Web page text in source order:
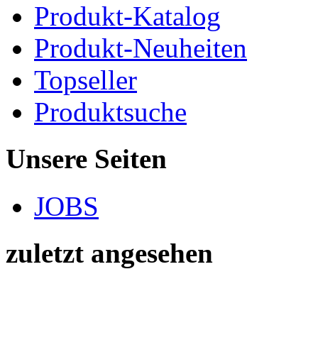
Produkt-Katalog
Produkt-Neuheiten
Topseller
Produktsuche
Unsere Seiten
JOBS
zuletzt angesehen